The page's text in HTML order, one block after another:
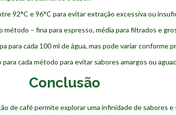
92°C e 96°C para evitar extração excessiva ou
método – fina para espresso, média para filtrados e
para cada 100 ml de água, mas pode variar conforme
cada método para evitar sabores amargos ou
Conclusão
de café permite explorar uma infinidade de sabores e